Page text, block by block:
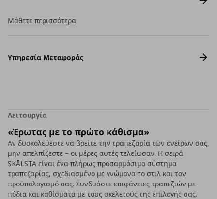
Μάθετε περισσότερα
Υπηρεσία Μεταφοράς
Λειτουργία
«Έρωτας με το πρώτο κάθισμα»
Αν δυσκολεύεστε να βρείτε την τραπεζαρία των ονείρων σας,
μην απελπίζεστε – οι μέρες αυτές τελείωσαν. Η σειρά
SKÅLSTA είναι ένα πλήρως προσαρμόσιμο σύστημα
τραπεζαρίας, σχεδιασμένο με γνώμονα το στιλ και τον
προϋπολογισμό σας. Συνδυάστε επιφάνειες τραπεζιών με
πόδια και καθίσματα με τους σκελετούς της επιλογής σας.